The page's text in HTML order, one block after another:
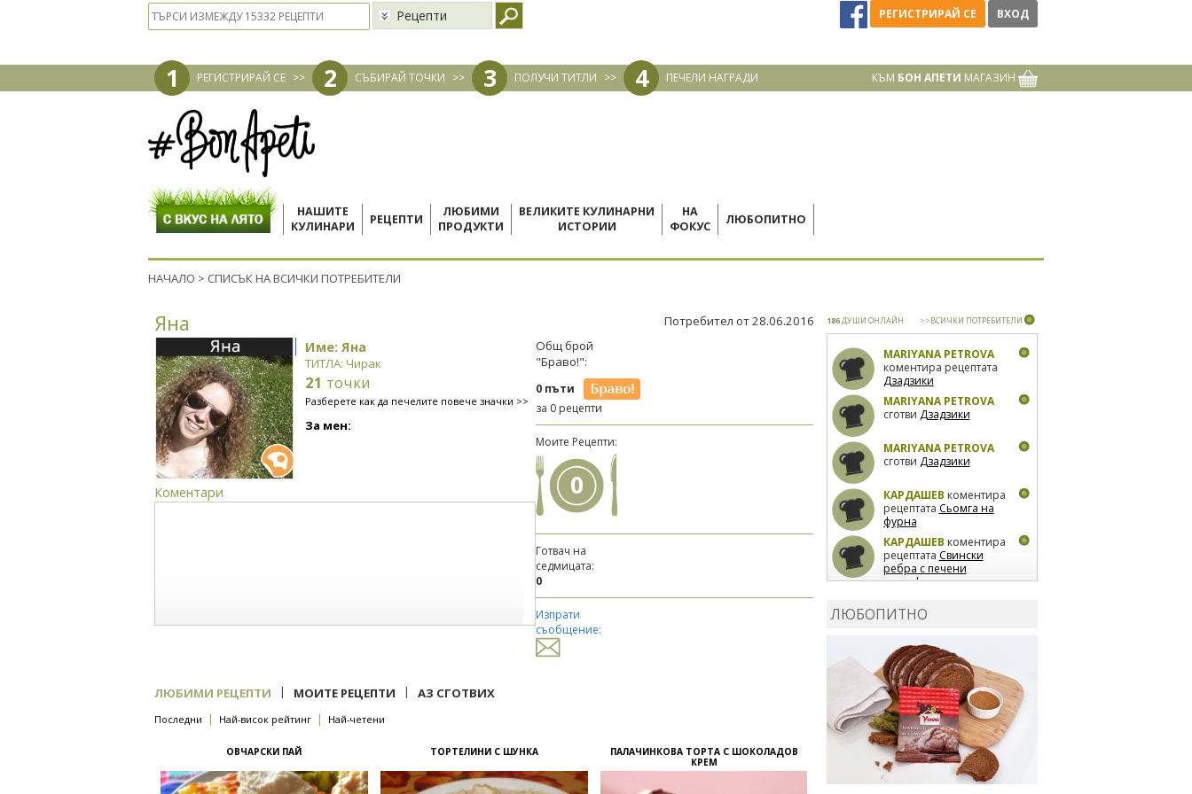
Рецепти РЕГИСТРИРАЙ СЕ ВХОД
1 РЕГИСТРИРАЙ СЕ >> 2 СЪБИРАЙ ТОЧКИ >> 3 ПОЛУЧИ ТИТЛИ >> 4 ПЕЧЕЛИ НАГРАДИ КЪМ БОН АПЕТИ МАГАЗИН
НАШИТЕ
КУЛИНАРИ
РЕЦЕПТИ
ЛЮБИМИ
ПРОДУКТИ
ВЕЛИКИТЕ КУЛИНАРНИ
ИСТОРИИ
НА
ФОКУС
ЛЮБОПИТНО
НАЧАЛО > СПИСЪК НА ВСИЧКИ ПОТРЕБИТЕЛИ
Яна Потребител от 28.06.2016
Име: Яна
ТИТЛА: Чирак
21 точки
Разберете как да печелите повече значки >>
За мен:
Коментари
Общ брой
"Браво!":
0 пъти
за 0 рецепти
Моите Рецепти:
0
Готвач на
седмицата:
0
Изпрати
съобщение:
ЛЮБИМИ РЕЦЕПТИ | МОИТЕ РЕЦЕПТИ | АЗ СГОТВИХ
Последни | Най-висок рейтинг | Най-четени
ОВЧАРСКИ ПАЙ ТОРТЕЛИНИ С ШУНКА
ПАЛАЧИНКОВА ТОРТА С ШОКОЛАДОВ
КРЕМ
186ДУШИ ОНЛАЙН >>ВСИЧКИ ПОТРЕБИТЕЛИ
MARIYANA PETROVA
коментира рецептата
Дзадзики
MARIYANA PETROVA
сготви Дзадзики
MARIYANA PETROVA
сготви Дзадзики
КАРДАШЕВ коментира
рецептата Сьомга на
фурна
КАРДАШЕВ коментира
рецептата Свински
ребра с печени
картофи
лимон
коментира рецептата
Киноа със зеленчуци
ЛЮБОПИТНО